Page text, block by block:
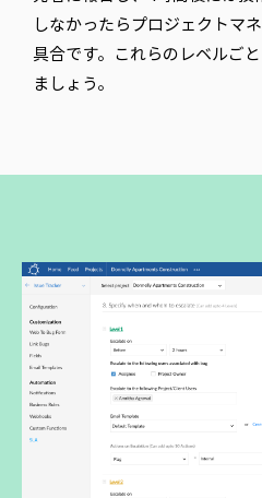
しなかったらプロジェクトマ
具合です。これらのレベルご
ましょう。